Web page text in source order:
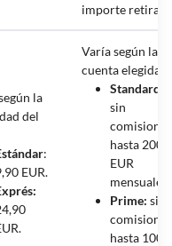
importe
la
del
:
EUR.
Varía según la
cuenta elegida:
Standard:
sin
comisiones
hasta 200
EUR
mensuales.
Prime: sin
comisiones
hasta 1000